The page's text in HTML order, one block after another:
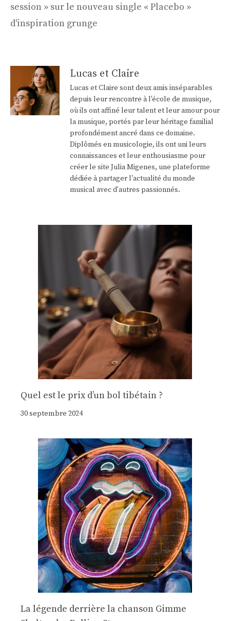
session » sur le nouveau single « Placebo »
d'inspiration grunge
Lucas et Claire
Lucas et Claire sont deux amis inséparables
depuis leur rencontre à l'école de musique,
où ils ont affiné leur talent et leur amour pour
la musique, portés par leur héritage familial
profondément ancré dans ce domaine.
Diplômés en musicologie, ils ont uni leurs
connaissances et leur enthousiasme pour
créer le site Julia Migenes, une plateforme
dédiée à partager l'actualité du monde
musical avec d'autres passionnés.
Quel est le prix d’un bol tibétain ?
30 septembre 2024
La légende derrière la chanson Gimme